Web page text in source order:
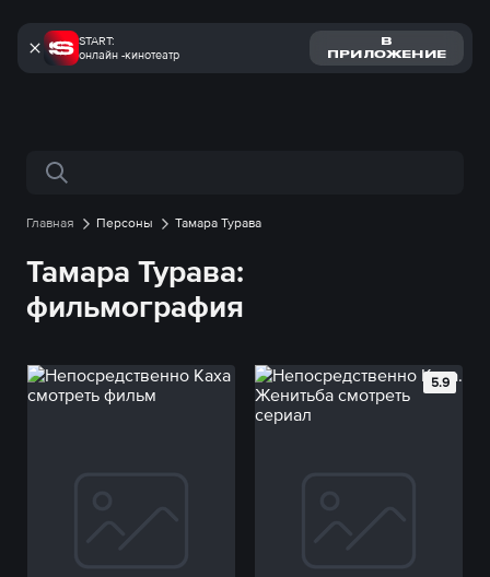
START:
онлайн -кинотеатр
В
ПРИЛОЖЕНИЕ
Поиск по сайту
Главная Персоны Тамара Турава
Тамара Турава:
фильмография
5.9